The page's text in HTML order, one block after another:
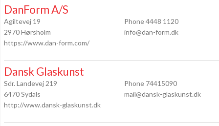
DanForm A/S
Agiltevej 19
2970 Hørsholm
https://www.dan-form.com/
Phone 4448 1120
info@dan-form.dk
Dansk Glaskunst
Sdr. Landevej 219
6470 Sydals
http://www.dansk-glaskunst.dk
Phone 74415090
mail@dansk-glaskunst.dk